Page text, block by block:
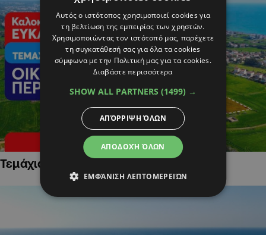
Τεμάχια Γης σε Οικιστικές Περιοχές
Αυτός ο ιστότοπος χρησιμοποιεί cookies για
τη βελτίωση της εμπειρίας των χρηστών.
Χρησιμοποιώντας τον ιστότοπό μας, παρέχετε
τη συγκατάθεσή σας για όλα τα cookies
σύμφωνα με την Πολιτική μας για τα cookies.
Διαβάστε περισσότερα
SHOW ALL PARTNERS (1499) →
ΑΠΟΔΟΧΉ ΌΛΩΝ
ΑΠΌΡΡΙΨΗ ΌΛΩΝ
ΕΜΦΆΝΙΣΗ ΛΕΠΤΟΜΕΡΕΙΏΝ